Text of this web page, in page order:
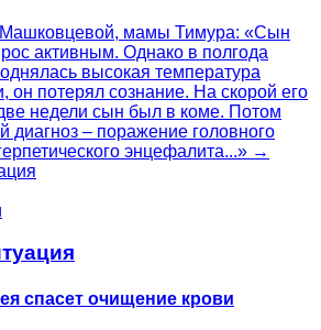
Машковцевой, мамы Тимура: «Сын
активным. Однако в полгода
высокая температура
он потерял сознание. На скорой его
недели сын был в коме. Потом
диагноз – поражение головного
энцефалита...» →
спасет очищение крови